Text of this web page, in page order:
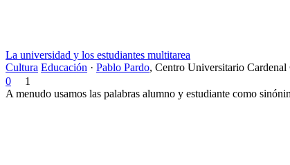
La universidad y los estudiantes multitarea
Cultura Educación · Pablo Pardo, Centro Universitario
0
1
A menudo usamos las palabras alumno y estudiante como